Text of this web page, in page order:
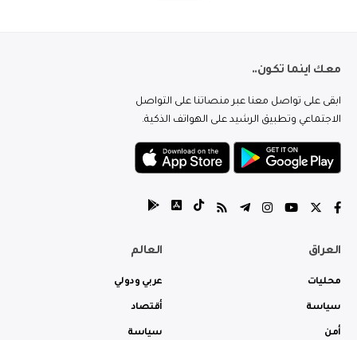
معك اينما تكون..
ابقى على تواصل معنا عبر منصاتنا على التواصل
الاجتماعي وتطبيق الرشيد على الهواتف الذكية.
العراق
محليات
سياسة
أمن
العالم
عربي ودولي
أقتصاد
سياسة